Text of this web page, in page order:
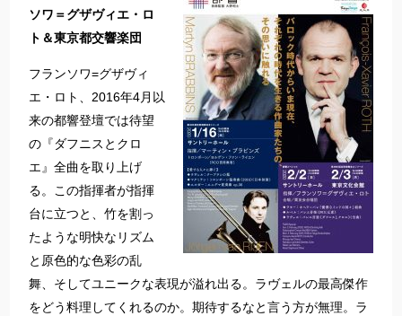
ソワ＝グザヴィエ・ロ
ト＆東京都交響楽団
フランソワ=グザヴィ
エ・ロト、2016年4月以
来の都響登壇では待望
の『ダフニスとクロ
エ』全曲を取り上げ
る。この指揮者が指揮
台に立つと、竹を割っ
たような明快なリズム
と原色的な色彩の乱
舞、そしてユニークな表現が溢れ出る。ラヴェルの最高傑作
をどう料理してくれるのか。期待するなと言う方が無理。ラ